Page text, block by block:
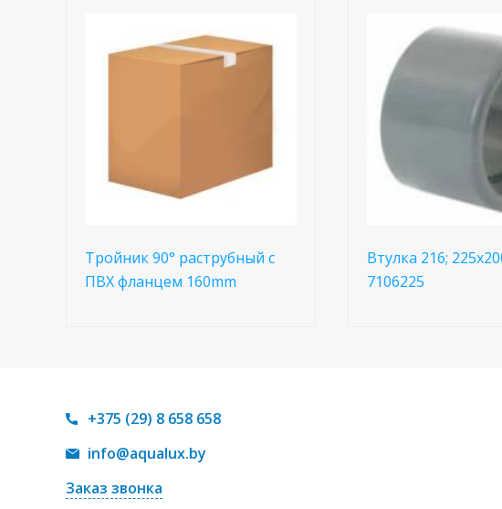
Тройник 90° раструбный с
ПВХ фланцем 160mm
Втулка 216;
7106225
+375 (29) 8 658 658
info@aqualux.by
Заказ звонка